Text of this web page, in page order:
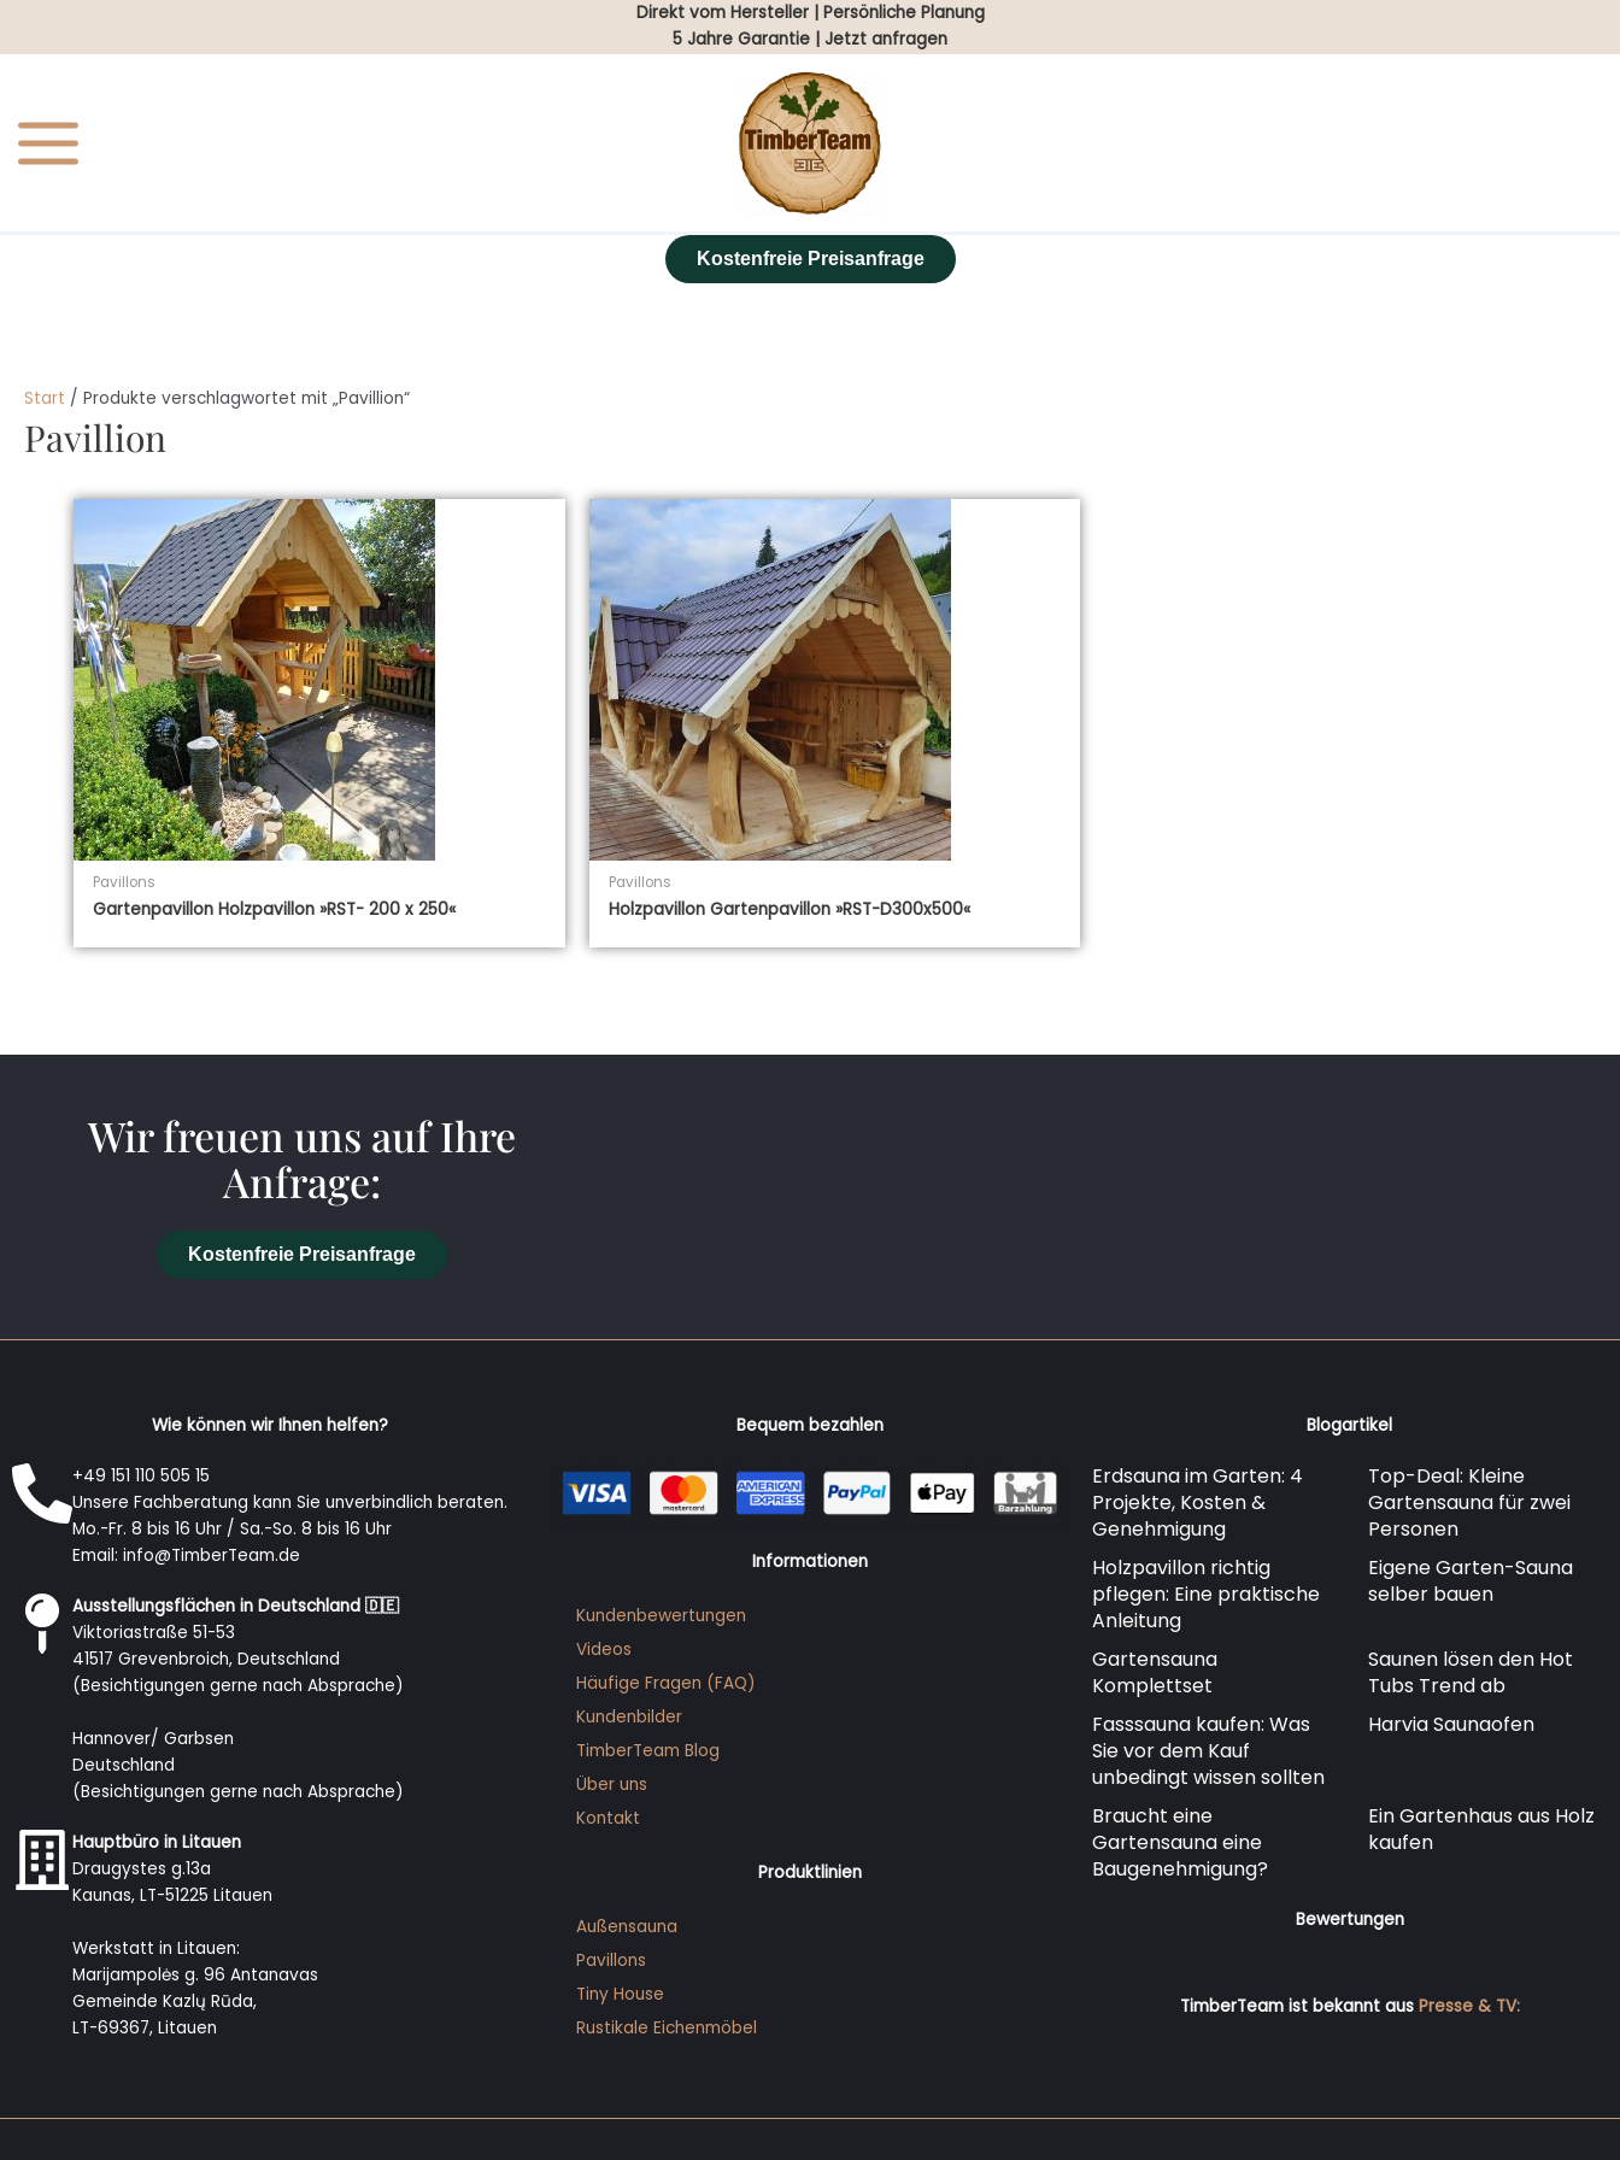
Direkt vom Hersteller | Persönliche Planung
5 Jahre Garantie | Jetzt anfragen
Kostenfreie Preisanfrage
Start / Produkte verschlagwortet mit „Pavillion“
Pavillion
Pavillons
Gartenpavillon Holzpavillon »RST- 200 x 250«
Pavillons
Holzpavillon Gartenpavillon »RST-D300x500«
Wir freuen uns auf Ihre
Anfrage:
Kostenfreie Preisanfrage
Wie können wir Ihnen helfen?
+49 151 110 505 15
Unsere Fachberatung kann Sie unverbindlich beraten.
Mo.-Fr. 8 bis 16 Uhr / Sa.-So. 8 bis 16 Uhr
Email: info@TimberTeam.de
Ausstellungsflächen in Deutschland 🇩🇪
Viktoriastraße 51-53
41517 Grevenbroich, Deutschland
(Besichtigungen gerne nach Absprache)
Hannover/ Garbsen
Deutschland
(Besichtigungen gerne nach Absprache)
Hauptbüro in Litauen
Draugystes g.13a
Kaunas, LT-51225 Litauen
Werkstatt in Litauen:
Marijampolės g. 96 Antanavas
Gemeinde Kazlų Rūda,
LT-69367, Litauen
Bequem bezahlen
Informationen
Kundenbewertungen
Videos
Häufige Fragen (FAQ)
Kunden­bilder
TimberTeam Blog
Über uns
Kontakt
Produktlinien
Außensauna
Pavillons
Tiny House
Rustikale Eichenmöbel
Blogartikel
Erdsauna im Garten: 4
Projekte, Kosten &
Genehmigung
Top-Deal: Kleine
Gartensauna für zwei
Personen
Holzpavillon richtig
pflegen: Eine praktische
Anleitung
Eigene Garten-Sauna
selber bauen
Gartensauna
Komplettset
Saunen lösen den Hot
Tubs Trend ab
Fasssauna kaufen: Was
Sie vor dem Kauf
unbedingt wissen sollten
Harvia Saunaofen
Braucht eine
Gartensauna eine
Baugenehmigung?
Ein Gartenhaus aus Holz
kaufen
Bewertungen
TimberTeam ist bekannt aus Presse & TV: